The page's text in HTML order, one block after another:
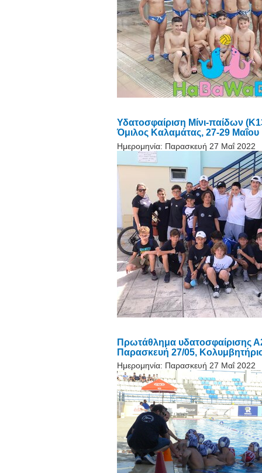
Υδατοσφαίριση Μίνι-παίδων
Όμιλος Καλαμάτας, 27-29 Μαΐου
Ημερομηνία: Παρασκευή 27 Μαΐ 2022
Πρωτάθλημα υδατοσφαίρισης
Παρασκευή 27/05,
Ημερομηνία: Παρασκευή 27 Μαΐ 2022